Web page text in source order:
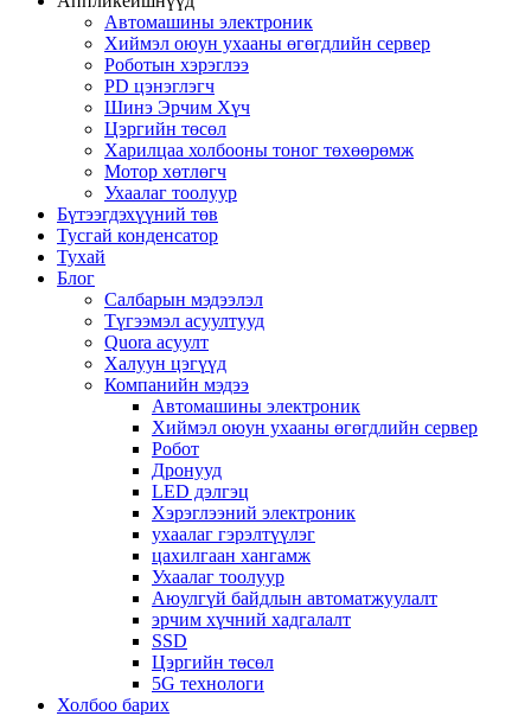
Автомашины электроник
Хиймэл оюун ухааны өгөгдлийн сервер
Роботын хэрэглээ
PD цэнэглэгч
Шинэ Эрчим Хүч
Цэргийн төсөл
Харилцаа холбооны тоног төхөөрөмж
Мотор хөтлөгч
Ухаалаг тоолуур
Бүтээгдэхүүний төв
Тусгай конденсатор
Тухай
Блог
Салбарын мэдээлэл
Түгээмэл асуултууд
Quora асуулт
Халуун цэгүүд
Компанийн мэдээ
Автомашины электроник
Хиймэл оюун ухааны өгөгдлийн сервер
Робот
Дронууд
LED дэлгэц
Хэрэглээний электроник
ухаалаг гэрэлтүүлэг
цахилгаан хангамж
Ухаалаг тоолуур
Аюулгүй байдлын автоматжуулалт
эрчим хүчний хадгалалт
SSD
Цэргийн төсөл
5G технологи
Холбоо барих